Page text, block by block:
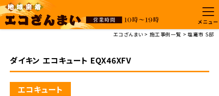
メニュー
エコざんまい
施工事例一覧 塩竃市 Ｓ邸
ダイキン エコキュート EQX46XFV
エコキュート